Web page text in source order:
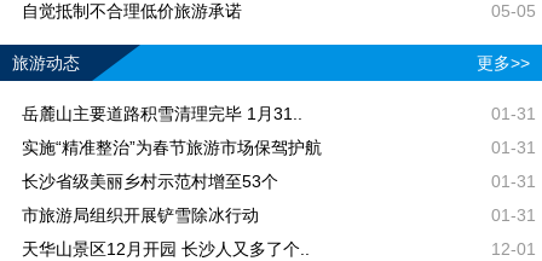
自觉抵制不合理低价旅游承诺
05-05
旅游动态 更多>>
岳麓山主要道路积雪清理完毕 1月31..
01-31
实施“精准整治”为春节旅游市场保驾护航
01-31
长沙省级美丽乡村示范村增至53个
01-31
市旅游局组织开展铲雪除冰行动
01-31
天华山景区12月开园 长沙人又多了个..
12-01